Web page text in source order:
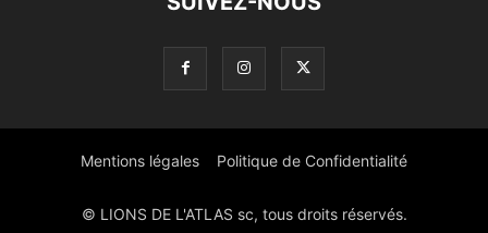
Mentions légales Politique de Confidentialité
© LIONS DE L'ATLAS sc, tous droits réservés.